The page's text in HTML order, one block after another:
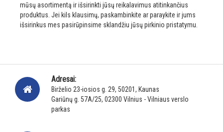
mūsų asortimentą ir išsirinkti jūsų reikalavimus atitinkančius
produktus. Jei kils klausimų, paskambinkite ar paraykite ir jums
išsirinkus mes pasirūpinsime sklandžiu jūsų pirkinio pristatymu.
Adresai:
Birželio 23-iosios g. 29, 50201, Kaunas
Gariūnų g. 57A/25, 02300 Vilnius - Vilniaus verslo
parkas